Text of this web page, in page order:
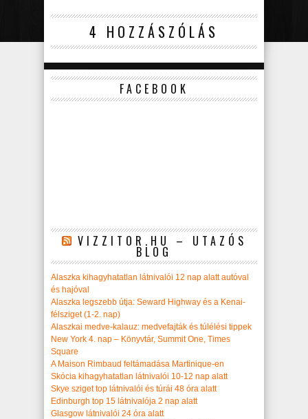
4 HOZZÁSZÓLÁS
FACEBOOK
VIZZITOR.HU – UTAZÓS
BLOG
Alaszka kihagyhatatlan látnivalói 12 nap alatt autóval
és hajóval
Alaszka legszebb útja: Seward Highway és a Kenai-
félsziget (1-2. nap)
Alaszkai medve-kalauz: medvefajták és túlélési tippek
New York 4. nap – Könyvtár, Summit One, Times
Square
A Maison Rimbaud feltámadása Martinique-en
Skócia kihagyhatatlan látnivalói 10-12 nap alatt
Skye sziget top látnivalói és túrái 48 óra alatt
Edinburgh top 15 látnivalója 2 nap alatt
Glasgow látnivalói 24 óra alatt